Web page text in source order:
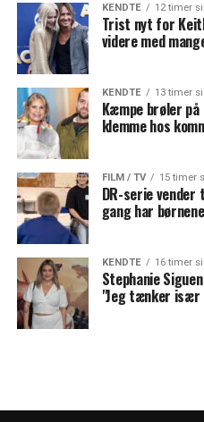
KENDTE 12 timer
Trist nyt for
videre med
KENDTE 13 timer
Kæmpe brøler
klemme hos
FILM / TV 15 timer
DR-serie vender
gang har
KENDTE 16 timer
Stephanie
"Jeg tænker især